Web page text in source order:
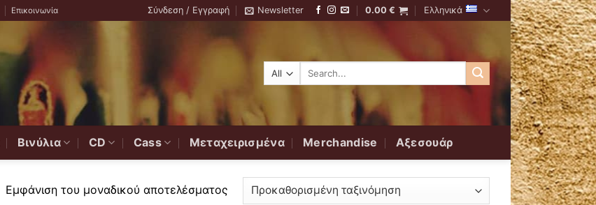
Επικοινωνία Σύνδεση / Εγγραφή Newsletter 0.00€ Ελληνικά
Αναζήτηση
Βινύλια CD Cass Μεταχειρισμένα Merchandise Αξεσουάρ
Εμφάνιση του μοναδικού αποτελέσματος